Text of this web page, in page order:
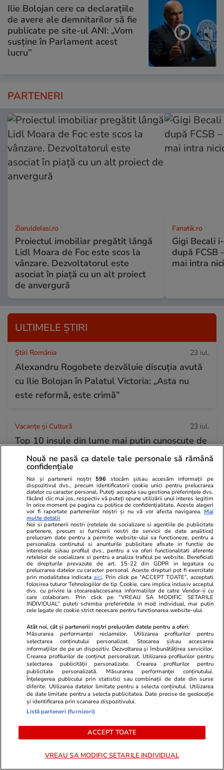
Ilie Bolojan cere ca declarațiile
de avere ale demnitarilor să fie
publicate pe site-ul ANI: „Vom
susține în Parlament acest
lucru”
PARTENERI
ZiaruldeIasi.ro
Proiectul imobiliar pregătit lângă
Lidl Moara de Foc este scos la
vânzare. Dezvoltatorul este
asociat în piață cu un alt proiect
de anvergură
Fanatik.ro
Gigi Becali
după FCSB
mai intra
ULTIMELE ȘTIRI
Știri România 23 iul.
Alexandru Rogobete dezvăluie discuția avută
cu Ilie Bolojan în Palatul Victoria: „Asta nu
este reformă, este crimă”
Vacanțe și Cultură 23 iul.
Top 10 insule din lume mai puțin cunoscute de
vizitat în 2026. Trei destinații se află în Europa:
„O experiență de neuitat”
Știri Externe 23 iul.
Donald Trump nu se opune extrădării fraților
Tate în Marea Britanie, unde sunt acuzați de
noi infracțiuni de viol și trafic de persoane
Știri România 23 iul.
Haos la admiterea ASE 2026: candidaților li
se cere jumătate din taxa de școlarizare
înainte de a afla unde au fost repartizați
Citește mai multe
TRENDING
Horoscop
Horoscop 24 iulie 2026. Vărsătorii au unele
probleme de la locul de muncă ce dispar de la
Nouă ne pasă ca datele tale personale să rămână
confidențiale
Noi și partenerii noștri 596 stocăm și/sau accesăm informații pe
dispozitivul dvs., precum identificatorii cookie unici pentru prelucrarea
datelor cu caracter personal. Puteți accepta sau gestiona preferințele dvs.
făcând clic mai jos, respectiv vă puteți opune utilizării unui interes legitim
în orice moment pe pagina cu politica de confidențialitate. Aceste alegeri
vor fi raportate partenerilor noștri și nu vă vor afecta navigarea. Mai
multe detalii
Noi si partenerii nostri (retelele de socializare si agentiile de publicitate
partenere, precum si furnizorii nostri de servicii de date analitice)
prelucram date pentru a permite website-ului sa functioneze, pentru a
personaliza continutul si anunturile publicitare afisate in functie de
interesele si/sau profilul dvs., pentru a va oferi functionalitati aferente
retelelor de socializare si pentru a analiza traficul pe website. Beneficiati
de drepturile prevazute de art. 15-22 din GDPR in legatura cu
prelucrarea datelor cu caracter personal. Aceste drepturi pot fi exercitate
prin modalitatea indicataaici. Prin click pe “ACCEPT TOATE”, acceptati
folosirea tuturor Tehnologiilor de tip Cookie, care implica inclusiv acceptul
dvs. cu privire la stocarea/accesarea informatiilor de catre Vendor-ii cu
care colaboram. Prin click pe “VREAU SA MODIFIC SETARILE
INDIVIDUAL” puteti schimba preferintele in mod individual, mai putin
cele legate de cookie strict necesare pentru functionarea website-ului.
Atât noi, cât și partenerii noștri prelucrăm datele pentru a oferi:
Măsurarea performanței reclamelor. Utilizarea profilurilor pentru
selectarea conținutului personalizat. Stocarea și/sau accesarea
informațiilor de pe un dispozitiv. Dezvoltarea și îmbunătățirea serviciilor.
Crearea profilurilor de conținut personalizat. Utilizarea profilurilor pentru
selectarea publicității personalizate. Crearea profilurilor pentru
publicitate personalizată. Măsurarea performanței conținutului.
Înțelegerea publicului prin statistici sau combinații de date din surse
diferite. Utilizarea datelor limitate pentru a selecta conținutul. Utilizarea
de date limitate pentru a selecta publicitatea. Date precise de geolocație
și identificarea prin scanarea dispozitivului.
Listă parteneri (furnizori)
ACCEPT TOATE
VREAU SA MODIFIC SETARILE INDIVIDUAL